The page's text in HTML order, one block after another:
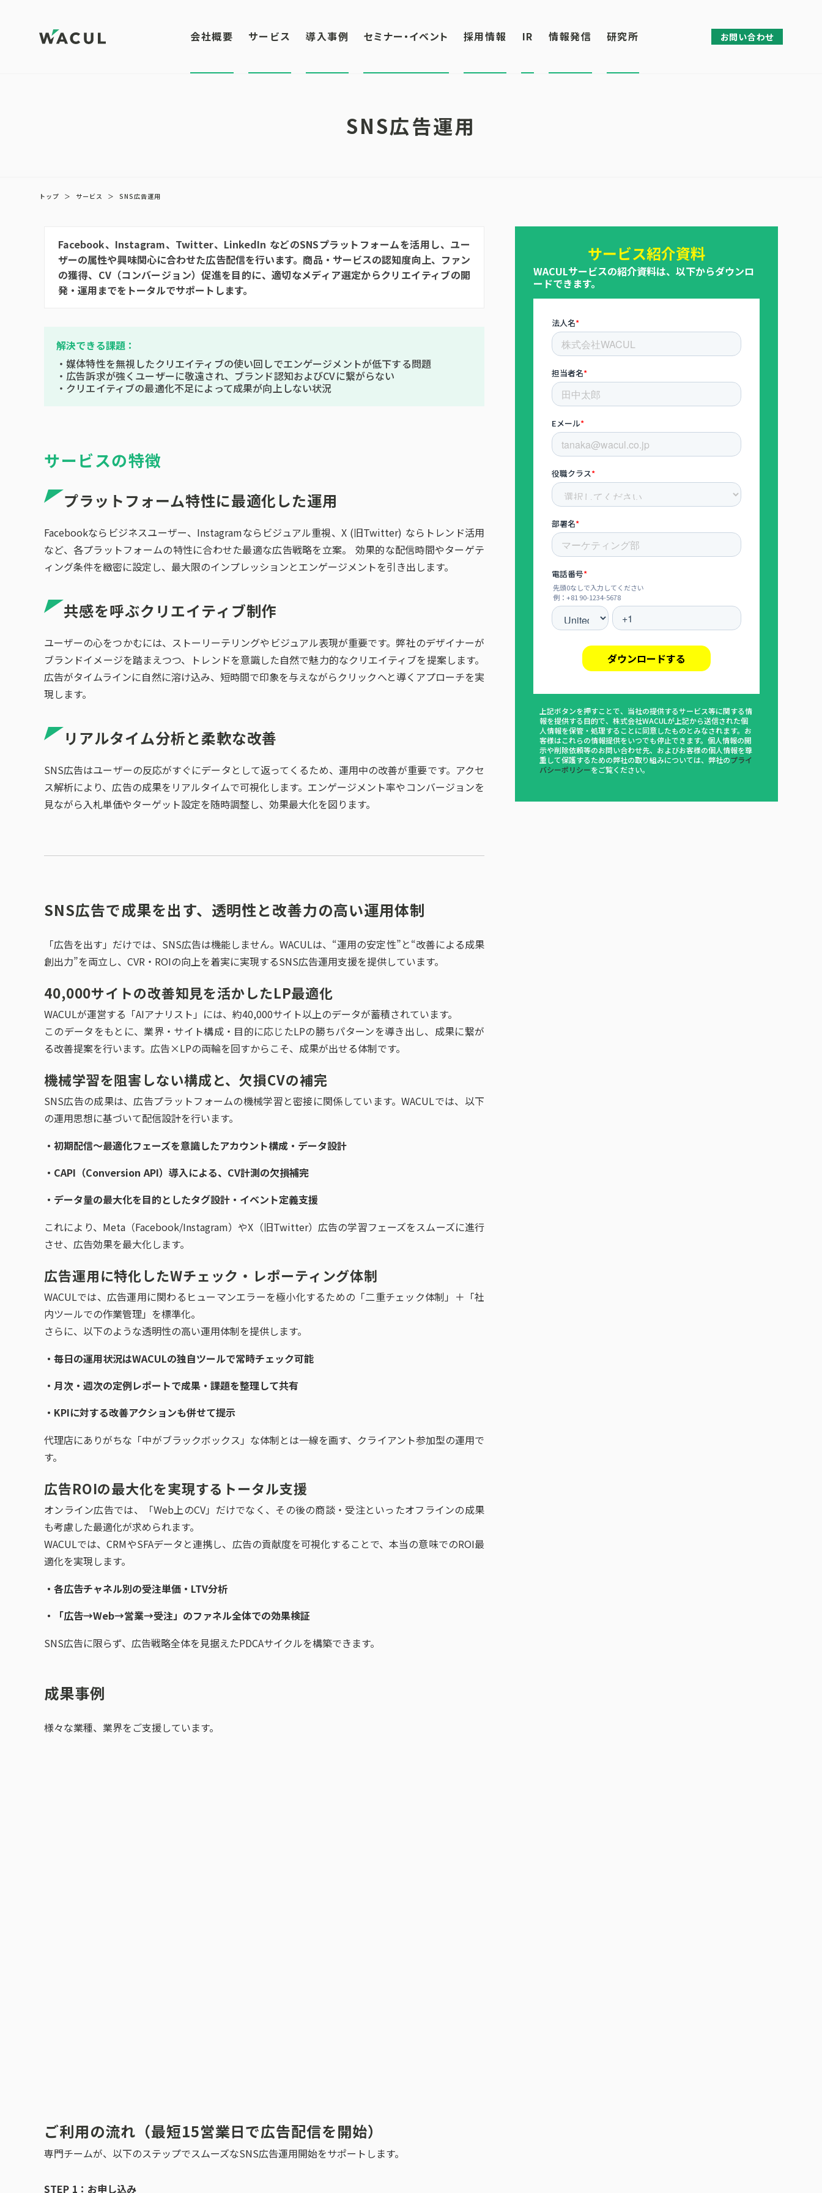
会社概要 サービス 導入事例 セミナー・イベント 採用情報 IR 情報発信 研究所 お問い合わせ
SNS広告運用
トップ ＞ サービス ＞ SNS広告運用
Facebook、Instagram、Twitter、LinkedIn などのSNSプラットフォームを活用し、ユー
ザーの属性や興味関心に合わせた広告配信を行います。商品・サービスの認知度向上、ファン
の獲得、CV（コンバージョン）促進を目的に、適切なメディア選定からクリエイティブの開
発・運用までをトータルでサポートします。
解決できる課題：
・媒体特性を無視したクリエイティブの使い回しでエンゲージメントが低下する問題
・広告訴求が強くユーザーに敬遠され、ブランド認知およびCVに繋がらない
・クリエイティブの最適化不足によって成果が向上しない状況
サービスの特徴
プラットフォーム特性に最適化した運用
Facebookならビジネスユーザー、Instagramならビジュアル重視、X (旧Twitter) ならトレンド活用
など、各プラットフォームの特性に合わせた最適な広告戦略を立案。 効果的な配信時間やターゲテ
ィング条件を緻密に設定し、最大限のインプレッションとエンゲージメントを引き出します。
共感を呼ぶクリエイティブ制作
ユーザーの心をつかむには、ストーリーテリングやビジュアル表現が重要です。弊社のデザイナーが
ブランドイメージを踏まえつつ、トレンドを意識した自然で魅力的なクリエイティブを提案します。
広告がタイムラインに自然に溶け込み、短時間で印象を与えながらクリックへと導くアプローチを実
現します。
リアルタイム分析と柔軟な改善
SNS広告はユーザーの反応がすぐにデータとして返ってくるため、運用中の改善が重要です。アクセ
ス解析により、広告の成果をリアルタイムで可視化します。エンゲージメント率やコンバージョンを
見ながら入札単価やターゲット設定を随時調整し、効果最大化を図ります。
SNS広告で成果を出す、透明性と改善力の高い運用体制
「広告を出す」だけでは、SNS広告は機能しません。WACULは、“運用の安定性”と“改善による成果
創出力”を両立し、CVR・ROIの向上を着実に実現するSNS広告運用支援を提供しています。
40,000サイトの改善知見を活かしたLP最適化
WACULが運営する「AIアナリスト」には、約40,000サイト以上のデータが蓄積されています。
このデータをもとに、業界・サイト構成・目的に応じたLPの勝ちパターンを導き出し、成果に繋が
る改善提案を行います。広告×LPの両輪を回すからこそ、成果が出せる体制です。
機械学習を阻害しない構成と、欠損CVの補完
SNS広告の成果は、広告プラットフォームの機械学習と密接に関係しています。WACULでは、以下
の運用思想に基づいて配信設計を行います。
・初期配信〜最適化フェーズを意識したアカウント構成・データ設計
・CAPI（Conversion API）導入による、CV計測の欠損補完
・データ量の最大化を目的としたタグ設計・イベント定義支援
これにより、Meta（Facebook/Instagram）やX（旧Twitter）広告の学習フェーズをスムーズに進行
させ、広告効果を最大化します。
広告運用に特化したWチェック・レポーティング体制
WACULでは、広告運用に関わるヒューマンエラーを極小化するための「二重チェック体制」＋「社
内ツールでの作業管理」を標準化。
さらに、以下のような透明性の高い運用体制を提供します。
・毎日の運用状況はWACULの独自ツールで常時チェック可能
・月次・週次の定例レポートで成果・課題を整理して共有
・KPIに対する改善アクションも併せて提示
代理店にありがちな「中がブラックボックス」な体制とは一線を画す、クライアント参加型の運用で
す。
広告ROIの最大化を実現するトータル支援
オンライン広告では、「Web上のCV」だけでなく、その後の商談・受注といったオフラインの成果
も考慮した最適化が求められます。
WACULでは、CRMやSFAデータと連携し、広告の貢献度を可視化することで、本当の意味でのROI最
適化を実現します。
・各広告チャネル別の受注単価・LTV分析
・「広告→Web→営業→受注」のファネル全体での効果検証
SNS広告に限らず、広告戦略全体を見据えたPDCAサイクルを構築できます。
成果事例
様々な業種、業界をご支援しています。
ご利用の流れ（最短15営業日で広告配信を開始）
専門チームが、以下のステップでスムーズなSNS広告運用開始をサポートします。
STEP 1：お申し込み
サービス紹介資料
WACULサービスの紹介資料は、以下からダウンロ
ードできます。
上記ボタンを押すことで、当社の提供するサービス等に関する情
報を提供する目的で、株式会社WACULが上記から送信された個
人情報を保管・処理することに同意したものとみなされます。お
客様はこれらの情報提供をいつでも停止できます。個人情報の開
示や削除依頼等のお問い合わせ先、およびお客様の個人情報を尊
重して保護するための弊社の取り組みについては、弊社のプライ
バシーポリシーをご覧ください。